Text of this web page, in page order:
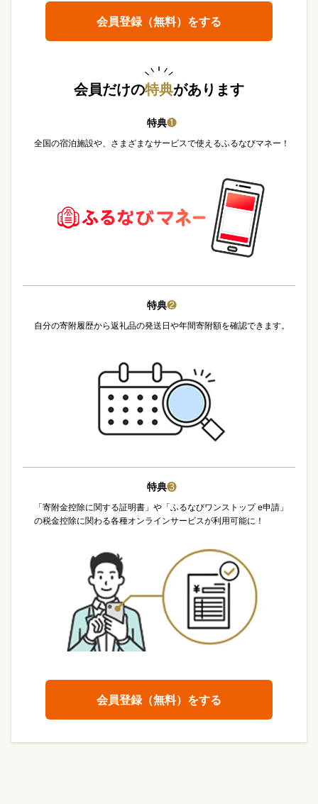
会員登録（無料）をする
会員だけの特典があります
特典❶
全国の宿泊施設や、さまざまなサービスで使えるふるなびマネー！
特典❷
自分の寄附履歴から返礼品の発送日や年間寄附額を確認できます。
特典❸
「寄附金控除に関する証明書」や「ふるなびワンストップ e申請」
の税金控除に関わる各種オンラインサービスが利用可能に！
会員登録（無料）をする